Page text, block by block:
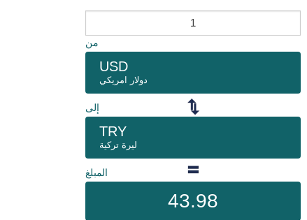
من
USD
دولار امريكي
إلى
TRY
ليرة تركية
المبلغ
43.98